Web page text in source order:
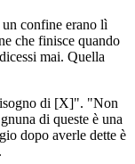
un confine erano lì
che finisce quando
mai. Quella
di [X]". "Non
di queste è una
dopo averle dette è